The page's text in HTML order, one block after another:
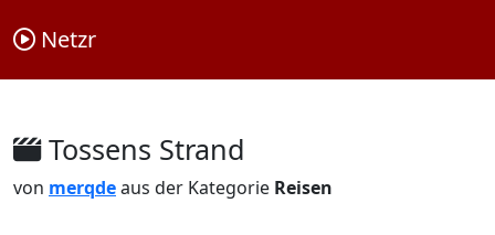
Netzr
Tossens Strand
von merqdeaus der Kategorie Reisen